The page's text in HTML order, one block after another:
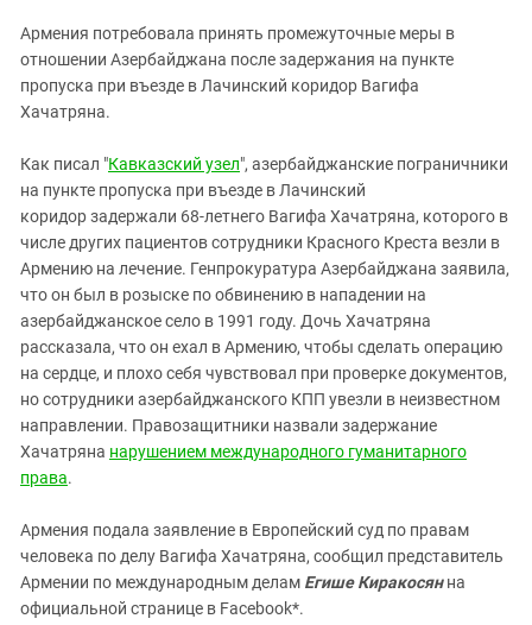
КАВКАЗ ЗА ПАЛЕСТИНУ
ИНАКОМЫСЛИЕ В ЧЕЧНЕ
ПРЕСЛЕДОВАНИЕ АКТИВИСТОВ
Ингушетия
Кабардино-Балкария
Карачаево-Черкесия
Краснодарский край
Нагорный Карабах
Российская Федерация
Ростовская область
Северная Осетия - Алания
СКФО
Ставропольский край
Чечня
Южный Кавказ
Армения потребовала принять промежуточные меры в
отношении Азербайджана после задержания на пункте
пропуска при въезде в Лачинский коридор Вагифа
Хачатряна.
Как писал "Кавказский узел", азербайджанские пограничники
на пункте пропуска при въезде в Лачинский
коридор задержали 68-летнего Вагифа Хачатряна, которого в
числе других пациентов сотрудники Красного Креста везли в
Армению на лечение. Генпрокуратура Азербайджана заявила,
что он был в розыске по обвинению в нападении на
азербайджанское село в 1991 году. Дочь Хачатряна
рассказала, что он ехал в Армению, чтобы сделать операцию
на сердце, и плохо себя чувствовал при проверке документов,
но сотрудники азербайджанского КПП увезли в неизвестном
направлении. Правозащитники назвали задержание
Хачатряна нарушением международного гуманитарного
права.
Армения подала заявление в Европейский суд по правам
человека по делу Вагифа Хачатряна, сообщил представитель
Армении по международным делам Егише Киракосянна
официальной странице в Facebook*.